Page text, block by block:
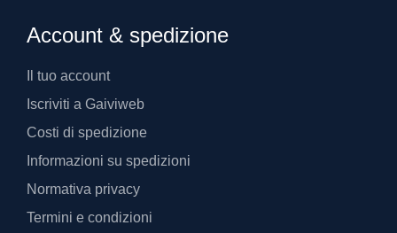
Account & spedizione
Il tuo account
Iscriviti a Gaiviweb
Costi di spedizione
Informazioni su spedizioni
Normativa privacy
Termini e condizioni